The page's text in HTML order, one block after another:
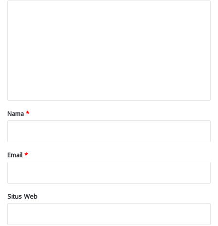
rNama *
Email *
Situs Web